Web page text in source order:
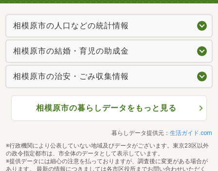
相模原市の人口などの統計情報
相模原市の結婚・育児の助成金
相模原市の治安・ごみ収集情報
相模原市の暮らしデータをもっと見る
暮らしデータ提供元： 生活ガイド.com
※行政機関により公表していない地域及びデータがございます。東京23区以外
の政令指定都市は、市全体のデータとして表示しています。
※提供データには細心の注意を払っておりますが、調査後に変更がある場合が
あります。 最新の情報につきましては各市区役所までお問い合わせいただく